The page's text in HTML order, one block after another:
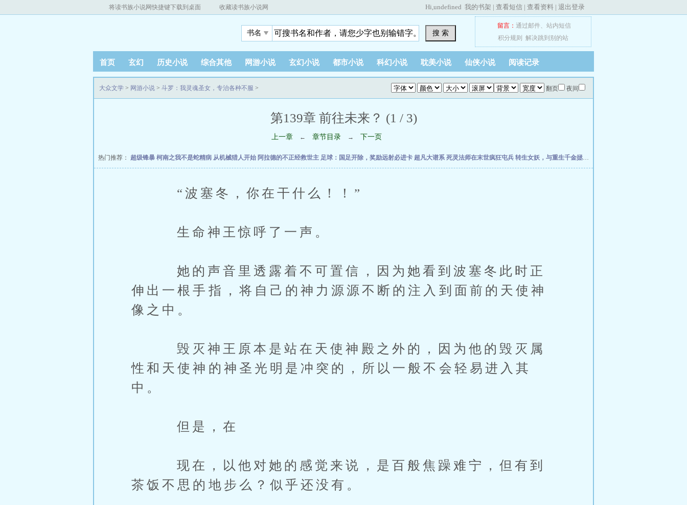
将读书族小说网快捷键下载到桌面 收藏读书族小说网 Hi,undefined 我的书架 | 查看短信 | 查看资料 | 退出登录
书名 搜 索
留言： 通过邮件、 站内短信
积分规则
解决跳到别的站
首页 玄幻 历史小说 综合其他 网游小说 玄幻小说 都市小说 科幻小说 耽美小说 仙侠小说 阅读记录
翻页 夜间
大众文学 > 网游小说 > 斗罗：我灵魂圣女，专治各种不服 >
第139章 前往未来？ (1 / 3)
上一章 ← 章节目录 → 下一页
热门推荐： 超级锋暴 柯南之我不是蛇精病 从机械猎人开始 阿拉德的不正经救世主 足球：国足开除，奖励远射必进卡 超凡大谱系 死灵法师在末世疯狂屯兵 转生女妖，与重生千金拯救世界
“波塞冬，你在干什么！！”
生命神王惊呼了一声。
她的声音里透露着不可置信，因为她看到波塞冬此时正
伸出一根手指，将自己的神力源源不断的注入到面前的天使神
像之中。
毁灭神王原本是站在天使神殿之外的，因为他的毁灭属
性和天使神的神圣光明是冲突的，所以一般不会轻易进入其
中。
但是，在
现在，以他对她的感觉来说，是百般焦躁难宁，但有到
茶饭不思的地步么？似乎还没有。